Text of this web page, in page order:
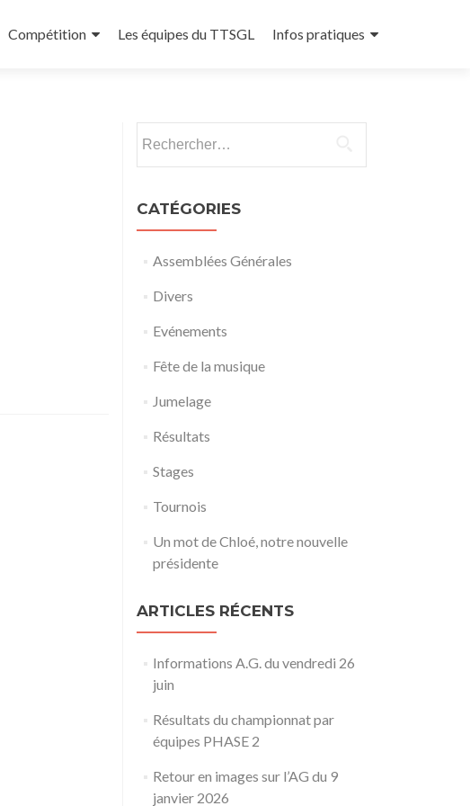
Compétition Les équipes du TTSGL Infos pratiques
CATÉGORIES
Assemblées Générales
Divers
Evénements
Fête de la musique
Jumelage
Résultats
Stages
Tournois
Un mot de Chloé, notre nouvelle
présidente
ARTICLES RÉCENTS
Informations A.G. du vendredi 26
juin
Résultats du championnat par
équipes PHASE 2
Retour en images sur l’AG du 9
janvier 2026